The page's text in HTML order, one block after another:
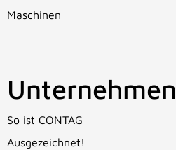
Maschinen
Unternehmen
So ist CONTAG
Ausgezeichnet!